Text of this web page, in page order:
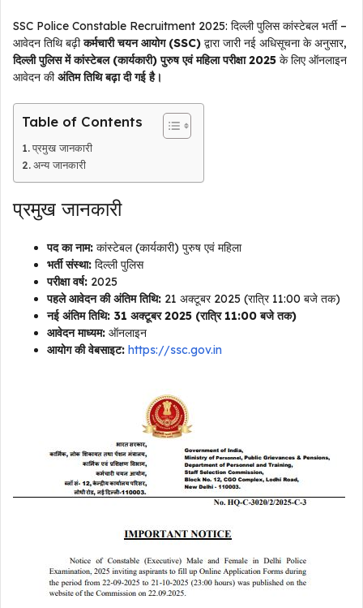
SSC Police Constable Recruitment 2025: दिल्ली पुलिस कांस्टेबल भर्ती –
आवेदन तिथि बढ़ीकर्मचारी चयन आयोग (SSC) द्वारा जारी नई अधिसूचना के अनुसार,
दिल्ली पुलिस में कांस्टेबल (कार्यकारी) पुरुष एवं महिला परीक्षा 2025 के लिए ऑनलाइन
आवेदन कीअंतिम तिथि बढ़ा दी गई है।
Table of Contents
प्रमुख जानकारी
अन्य जानकारी
प्रमुख जानकारी
पद का नाम: कांस्टेबल (कार्यकारी) पुरुष एवं महिला
भर्ती संस्था: दिल्ली पुलिस
परीक्षा वर्ष: 2025
पहले आवेदन की अंतिम तिथि: 21 अक्टूबर 2025 (रात्रि 11:00 बजे तक)
नई अंतिम तिथि: 31 अक्टूबर 2025 (रात्रि 11:00 बजे तक)
आवेदन माध्यम: ऑनलाइन
आयोग की वेबसाइट: https://ssc.gov.in